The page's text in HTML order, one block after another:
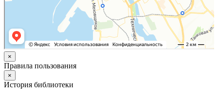
×
Правила пользования
×
История библиотеки